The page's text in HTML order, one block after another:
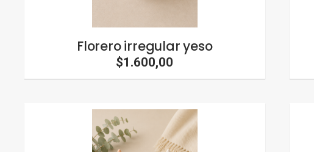
Florero irregular yeso
$1.600,00